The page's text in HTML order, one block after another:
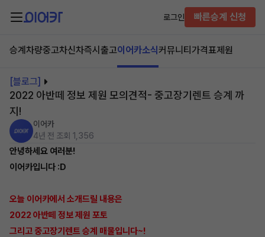
로그인 빠른승계 신청
승계차량중고차신차즉시출고이어카소식커뮤니티 가격표제원
[블로그]
2022 아반떼 정보 제원 모의견적- 중고장기렌트 승계 까
지!
이어카
4년 전 조회 1,356
안녕하세요 여러분!
이어카입니다 :D
오늘 이어카에서 소개드릴 내용은
2022 아반떼 정보 제원 포토
그리고 중고장기렌트 승계 매물입니다~!